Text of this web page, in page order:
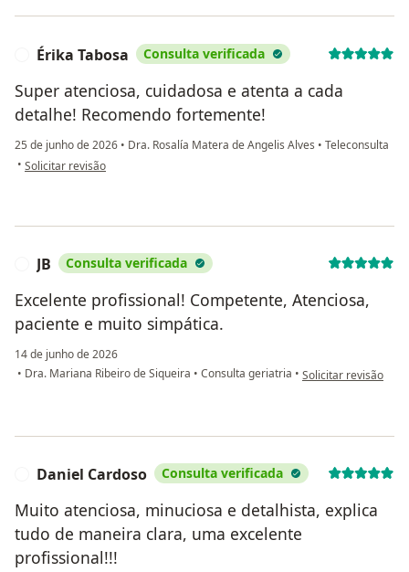
Érika Tabosa Consulta verificada
Super atenciosa, cuidadosa e atenta a cada
detalhe! Recomendo fortemente!
25 de junho de 2026 • Dra. Rosalía Matera de Angelis Alves • Teleconsulta
• na opinião do utilizador Érika Tabosa
Solicitar revisão
JB Consulta verificada
Excelente profissional! Competente, Atenciosa,
paciente e muito simpática.
14 de junho de 2026
• Dra. Mariana Ribeiro de Siqueira • Consulta geriatria • na opinião do
Solicitar revisão
Daniel Cardoso Consulta verificada
Muito atenciosa, minuciosa e detalhista, explica
tudo de maneira clara, uma excelente
profissional!!!